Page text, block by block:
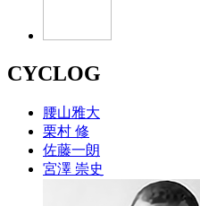
CYCLOG
腰山雅大
栗村 修
佐藤一朗
宮澤 崇史